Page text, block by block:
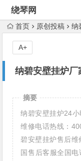
绕琴网
首页 原创投稿 纳
纳碧安壁挂炉
A+
摘要
纳碧安壁挂炉24
维修电话热线：
碧安壁挂炉售后
国售后客服全国